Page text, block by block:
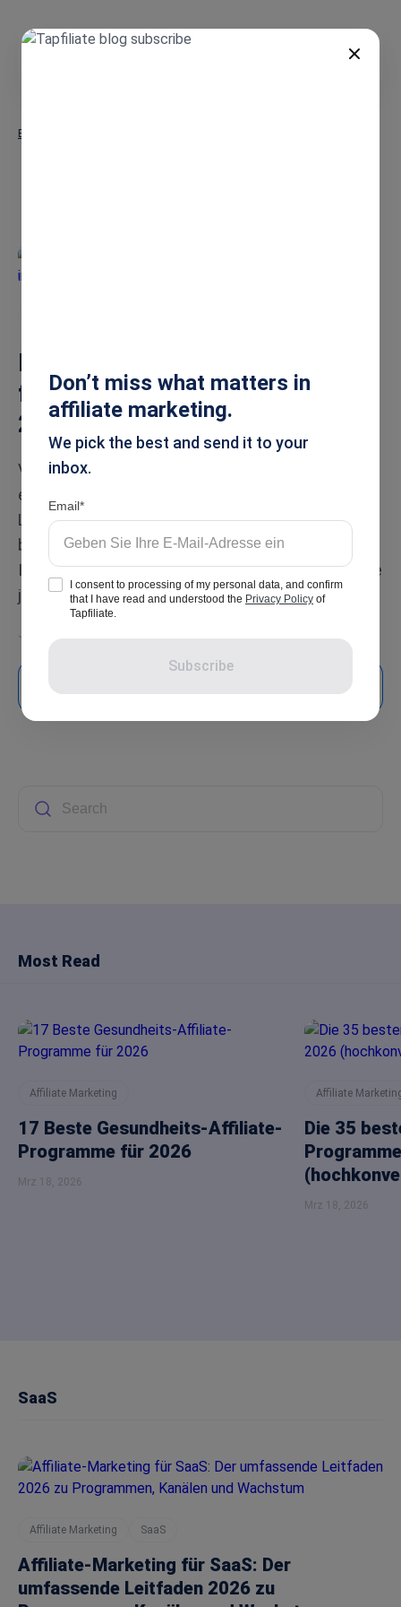
Blog
Beste Trackdesk-Alternativen
für SaaS-Unternehmen im Jahr
2026
Von Start-ups in der Frühphase bis hin zu
etablierten SaaS-Unternehmen vergleicht dieser
Leitfaden die besten TrackDesk-Alternativen
basierend auf Preisgestaltung, Skalierbarkeit,
Integrationen und der Art von Unternehmen, für die
jede Plattform am besten geeignet ist.
Jul 16, 2026
Most Read
Affiliate Marketing
17 Beste Gesundheits-Affiliate-
Programme für 2026
Mrz 18, 2026
Affiliate
Die 35
Mrz 18, 2026
SaaS
Affiliate Marketing SaaS
Affiliate-Marketing für SaaS: Der
umfassende Leitfaden 2026 zu
Don’t miss what matters in
affiliate marketing.
We pick the best and send it to your
inbox.
Email
I consent to processing of my personal data, and confirm
that I have read and understood the Privacy Policy of
Tapfiliate.
Subscribe